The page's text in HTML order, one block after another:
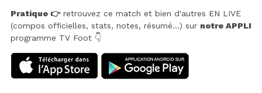
Pratique 👉retrouvez ce match et bien d'autres EN LIVE
(compos officielles, stats, notes, résumé...) sur notre APPLI
programme TV Foot 👇